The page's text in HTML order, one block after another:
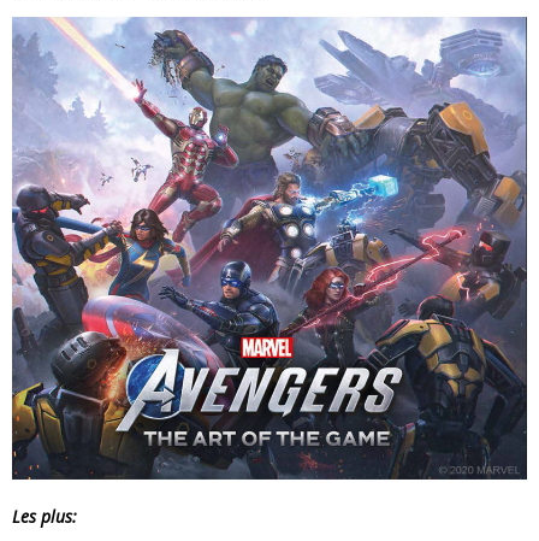
Les plus: